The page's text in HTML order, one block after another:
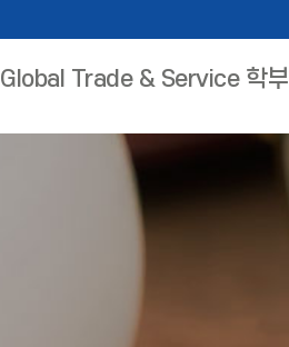
Global Trade & Service 학부